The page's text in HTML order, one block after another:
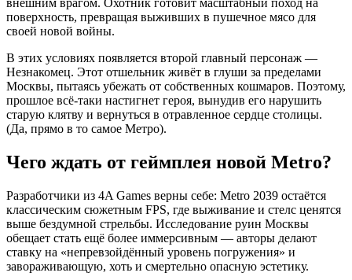
поверхность, превращая выживших в пушечное мясо для
своей новой войны.
В этих условиях появляется второй главный персонаж —
Незнакомец. Этот отшельник живёт в глуши за пределами
Москвы, пытаясь убежать от собственных кошмаров. Поэтому,
прошлое всё-таки настигнет героя, вынудив его нарушить
старую клятву и вернуться в отравленное сердце столицы.
(Да, прямо в то самое Метро).
Чего ждать от геймплея новой Metro?
Разработчики из 4A Games верны себе: Metro 2039 остаётся
классическим сюжетным FPS, где выживание и стелс ценятся
выше бездумной стрельбы. Исследование руин Москвы
обещает стать ещё более иммерсивным — авторы делают
ставку на «непревзойдённый уровень погружения» и
завораживающую, хоть и смертельно опасную эстетику.